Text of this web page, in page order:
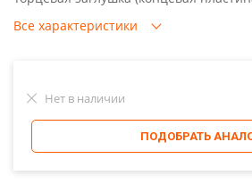
Все характеристики
Нет в наличии
ПОДОБРАТЬ